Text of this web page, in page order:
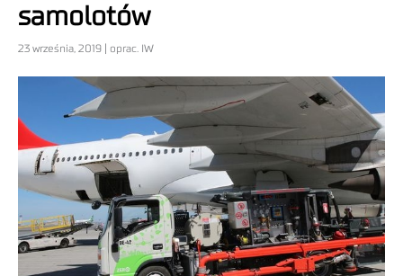
samolotów
23 września, 2019 | oprac. IW